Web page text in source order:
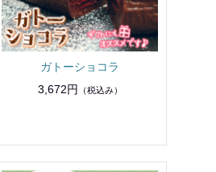
ガトーショコラ
3,672円
（税込み）